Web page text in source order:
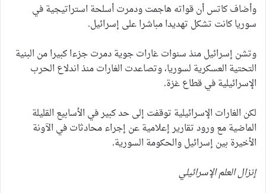
وأضاف كاتس أن قواته هاجمت ودمرت أسلحة استراتيجية في
سوريا كانت تشكل تهديدا مباشرا على إسرائيل.
وتشن إسرائيل منذ سنوات غارات جوية دمرت جزءا كبيرا من البنية
التحتية العسكرية لسوريا، وتصاعدت الغارات منذ اندلاع الحرب
الإسرائيلية في قطاع غزة.
لكن الغارات الإسرائيلية توقفت إلى حد كبير في الأسابيع القليلة
الماضية مع ورود تقارير إعلامية عن إجراء محادثات في الآونة
الأخيرة بين إسرائيل والحكومة السورية.
إنزال العلم الإسرائيلي